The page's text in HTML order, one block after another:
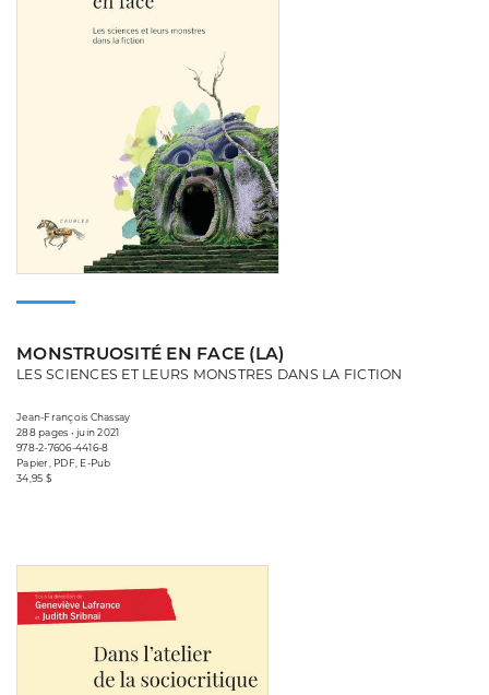
MONSTRUOSITÉ EN FACE (LA)
LES SCIENCES ET LEURS MONSTRES DANS LA FICTION
Jean-François Chassay
288 pages • juin 2021
978-2-7606-4416-8
Papier, PDF, E-Pub
34,95 $